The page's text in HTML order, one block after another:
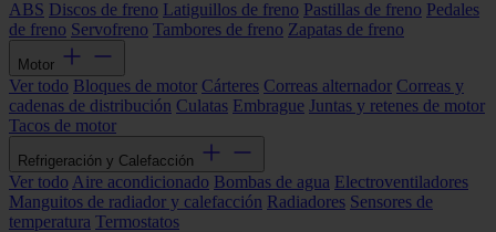
ABS Discos de freno Latiguillos de freno Pastillas de freno Pedales
de freno Servofreno Tambores de freno Zapatas de freno
Motor
Ver todo Bloques de motor Cárteres Correas alternador Correas y
cadenas de distribución Culatas Embrague Juntas y retenes de motor
Tacos de motor
Refrigeración y Calefacción
Ver todo Aire acondicionado Bombas de agua Electroventiladores
Manguitos de radiador y calefacción Radiadores Sensores de
temperatura Termostatos